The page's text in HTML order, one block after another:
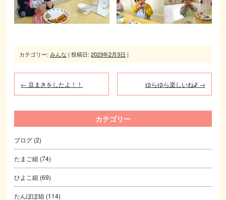
カテゴリー:みんな | 投稿日:2023年2月3日 |
← 豆まきをしたよ！！ ゆらゆら楽しいね♪ →
カテゴリー
ブログ (2)
たまご組 (74)
ひよこ組 (69)
たんぽぽ組 (114)